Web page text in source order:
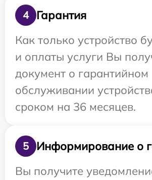
4
Гарантия
Как только устройство
и оплаты услуги Вы
документ о гарантийном
обслуживании
сроком на 36 месяцев.
5
Информирование о
Вы получите